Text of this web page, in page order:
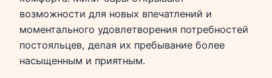
возможности для новых впечатлений и
моментального удовлетворения потребностей
постояльцев, делая их пребывание более
насыщенным и приятным.